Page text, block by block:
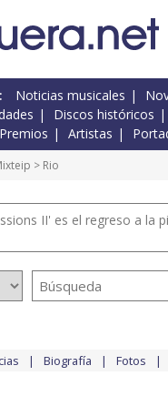
Noticias musicales
Discos históricos
Premios Artistas
> Rio
II' es el regreso a la
Biografía Fotos